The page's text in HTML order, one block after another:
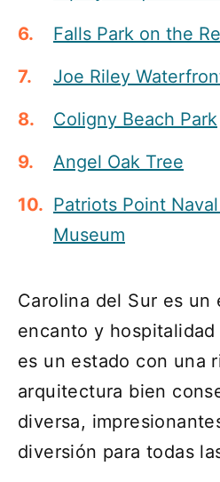
Falls Park on the
Joe Riley
Coligny Beach Park
Angel Oak Tree
Patriots Point
Museum
Carolina del Sur es un
encanto y
es un estado con una
arquitectura bien
diversa,
diversión para todas